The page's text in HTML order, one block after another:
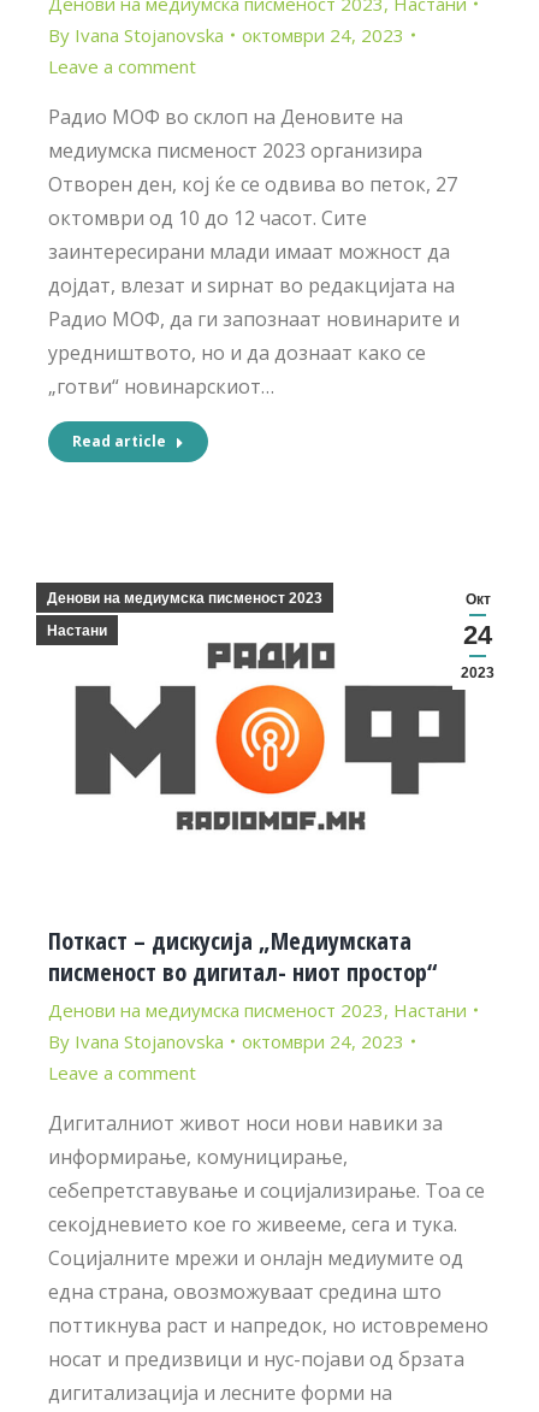
By Ivana Stojanovska
октомври 24, 2023
Leave a comment
Радио МОФ во склоп на Деновите на
медиумска писменост 2023 организира
Отворен ден, кој ќе се одвива во петок, 27
октомври од 10 до 12 часот. Сите
заинтересирани млади имаат можност да
дојдат, влезат и ѕирнат во редакцијата на
Радио МОФ, да ги запознаат новинарите и
уредништвото, но и да дознаат како се
„готви“ новинарскиот…
Read article
Окт
24
2023
Денови на медиумска писменост 2023
Настани
Поткаст – дискусија „Медиумската
писменост во дигитал- ниот простор“
Денови на медиумска писменост 2023, Настани
By Ivana Stojanovska
октомври 24, 2023
Leave a comment
Дигиталниот живот носи нови навики за
информирање, комуницирање,
себепретставување и социјализирање. Тоа се
секојдневието кое го живееме, сега и тука.
Социјалните мрежи и онлајн медиумите од
една страна, овозможуваат средина што
поттикнува раст и напредок, но истовремено
носат и предизвици и нус-појави од брзата
дигитализација и лесните форми на